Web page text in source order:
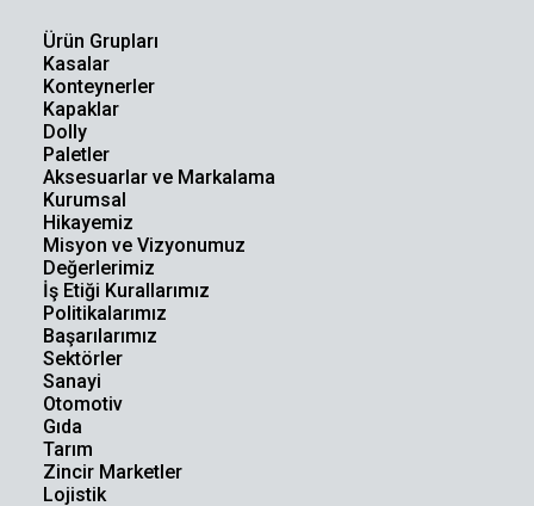
Ürün Grupları
Kasalar
Konteynerler
Kapaklar
Dolly
Paletler
Aksesuarlar ve Markalama
Kurumsal
Hikayemiz
Misyon ve Vizyonumuz
Değerlerimiz
İş Etiği Kurallarımız
Politikalarımız
Başarılarımız
Sektörler
Sanayi
Otomotiv
Gıda
Tarım
Zincir Marketler
Lojistik